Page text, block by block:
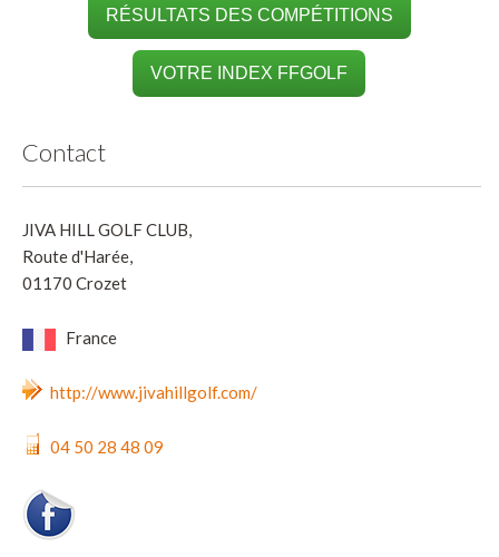
RÉSULTATS DES COMPÉTITIONS
VOTRE INDEX FFGOLF
Contact
JIVA HILL GOLF CLUB,
Route d'Harée,
01170 Crozet
France
http://www.jivahillgolf.com/
04 50 28 48 09